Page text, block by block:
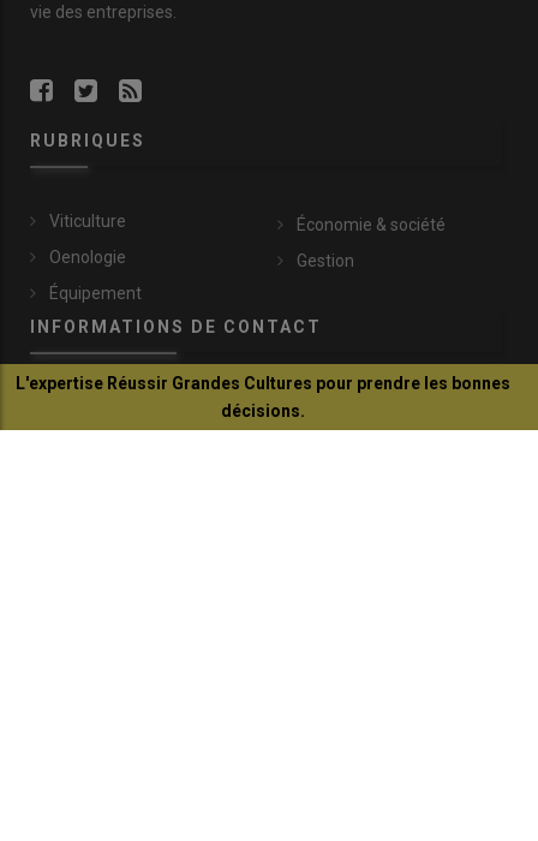
vie des entreprises.
RUBRIQUES
Viticulture
Oenologie
Équipement
Économie & société
Gestion
INFORMATIONS DE CONTACT
communication@reussir.fr
L'expertise Réussir Grandes Cultures pour prendre les bonnes
décisions.